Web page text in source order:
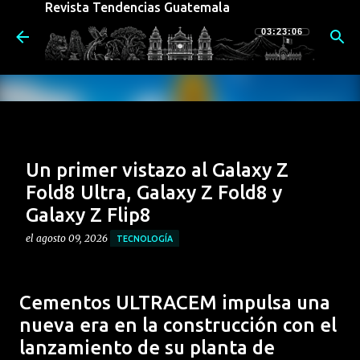
Revista Tendencias Guatemala
03:23:07
Un primer vistazo al Galaxy Z
Fold8 Ultra, Galaxy Z Fold8 y
Galaxy Z Flip8
el agosto 09, 2026 TECNOLOGÍA
la serie Galaxy Z. Combinando IA agéntica (agentic AI)
que comprende a los usuarios con un hardware
adaptado a diferentes estilos de vida, la línea ofrece
Cementos ULTRACEM impulsa una
nueva era en la construcción con el
lanzamiento de su planta de